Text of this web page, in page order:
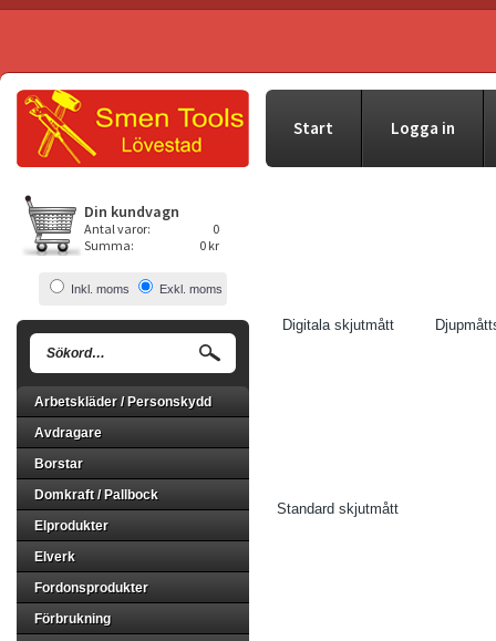
Start Logga in
Din kundvagn
Antal varor:
0
Summa:
0 kr
Inkl. moms Exkl. moms
Arbetskläder / Personskydd
Avdragare
Borstar
Domkraft / Pallbock
Elprodukter
Elverk
Fordonsprodukter
Förbrukning
Digitala skjutmått
Standard skjutmått